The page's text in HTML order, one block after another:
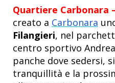
Quartiere Carbonara
creato a Carbonara
Filangieri, nel
centro sportivo
panche dove sedersi,
tranquillità e la